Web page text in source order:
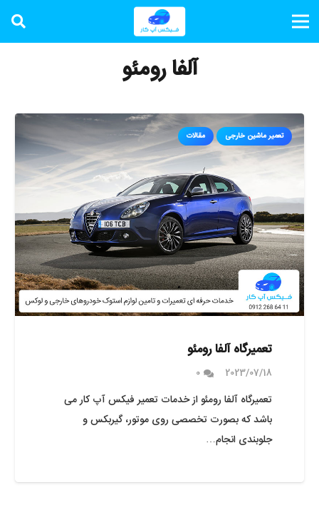
آلفا رومئو
تعمیر ماشین خارجی مقالات
تعمیرگاه آلفا رومئو
2023/07/18
0
تعمیرگاه آلفا رومئو از خدمات تعمیر فیکس آپ کار می
باشد که بصورت تخصصی روی موتور، گیربکس و
جلوبندی انجام…